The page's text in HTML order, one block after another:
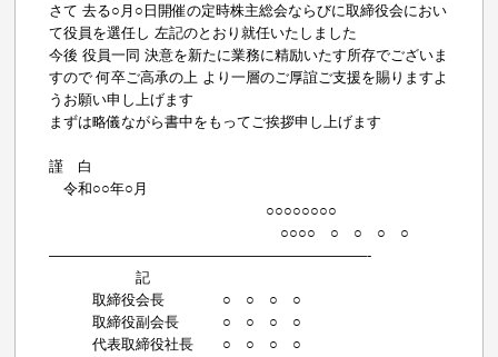
さて 去る○月○日開催の定時株主総会ならびに取締役会におい
て役員を選任し 左記のとおり就任いたしました
今後 役員一同 決意を新たに業務に精励いたす所存でございま
すので 何卒ご高承の上 より一層のご厚誼ご支援を賜りますよ
うお願い申し上げます
まずは略儀ながら書中をもってご挨拶申し上げます
謹 白
令和○○年○月
○○○○○○○○
○○○○ ○ ○ ○ ○
——————————————————————-
記
取締役会長 ○ ○ ○ ○
取締役副会長 ○ ○ ○ ○
代表取締役社長 ○ ○ ○ ○